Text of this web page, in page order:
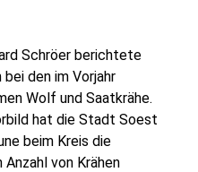
Schröer berichtete
den im Vorjahr
Wolf und Saatkrähe.
hat die Stadt Soest
beim Kreis die
von Krähen